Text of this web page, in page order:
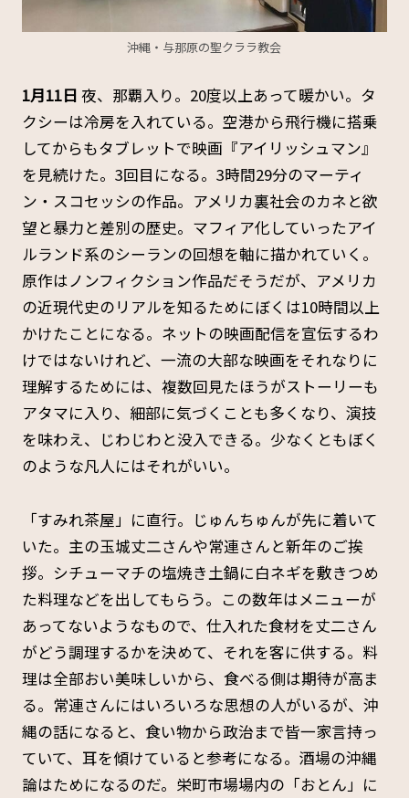
沖縄・与那原の聖クララ教会
1月11日 夜、那覇入り。20度以上あって暖かい。タ
クシーは冷房を入れている。空港から飛行機に搭乗
してからもタブレットで映画『アイリッシュマン』
を見続けた。3回目になる。3時間29分のマーティ
ン・スコセッシの作品。アメリカ裏社会のカネと欲
望と暴力と差別の歴史。マフィア化していったアイ
ルランド系のシーランの回想を軸に描かれていく。
原作はノンフィクション作品だそうだが、アメリカ
の近現代史のリアルを知るためにぼくは10時間以上
かけたことになる。ネットの映画配信を宣伝するわ
けではないけれど、一流の大部な映画をそれなりに
理解するためには、複数回見たほうがストーリーも
アタマに入り、細部に気づくことも多くなり、演技
を味わえ、じわじわと没入できる。少なくともぼく
のような凡人にはそれがいい。
「すみれ茶屋」に直行。じゅんちゅんが先に着いて
いた。主の玉城丈二さんや常連さんと新年のご挨
拶。シチューマチの塩焼き土鍋に白ネギを敷きつめ
た料理などを出してもらう。この数年はメニューが
あってないようなもので、仕入れた食材を丈二さん
がどう調理するかを決めて、それを客に供する。料
理は全部おい美味しいから、食べる側は期待が高ま
る。常連さんにはいろいろな思想の人がいるが、沖
縄の話になると、食い物から政治まで皆一家言持っ
ていて、耳を傾けていると参考になる。酒場の沖縄
論はためになるのだ。栄町市場場内の「おとん」に